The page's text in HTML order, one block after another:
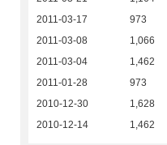
2011-03-17
973
2011-03-08
1,066
2011-03-04
1,462
2011-01-28
973
2010-12-30
1,628
2010-12-14
1,462